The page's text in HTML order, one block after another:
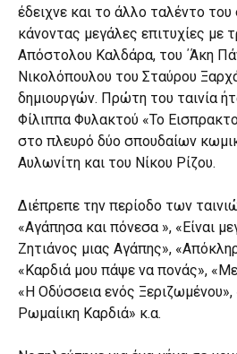
έδειχνε και το άλλο ταλέντο του
κάνοντας μεγάλες επιτυχίες με
Απόστολου Καλδάρα, του ΄Άκη
Νικολόπουλου του Σταύρου
δημιουργών. Πρώτη του ταινία
Φίλιππα Φυλακτού «Το
στο πλευρό δύο σπουδαίων
Αυλωνίτη και του Νίκου Ρίζου.
Διέπρεπε την περίοδο των
«Αγάπησα και πόνεσα », «Είναι
Ζητιάνος μιας Αγάπης»,
«Καρδιά μου πάψε να πονάς»,
«Η Οδύσσεια ενός Ξεριζωμένου»,
Ρωμαίικη Καρδιά» κ.α.